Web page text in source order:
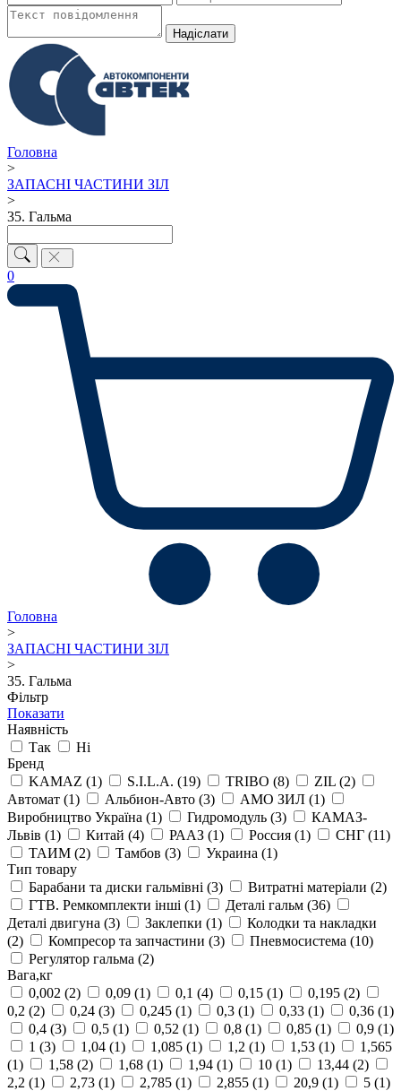
Надiслати
Головна
>
ЗАПАСНІ ЧАСТИНИ ЗІЛ
>
35. Гальма
0
Головна
>
ЗАПАСНІ ЧАСТИНИ ЗІЛ
>
35. Гальма
Фільтр
Показати
Наявність
Так
Ні
Бренд
KAMAZ (1) S.I.L.A. (19) TRIBO (8) ZIL (2)
Автомат (1) Альбион-Авто (3) АМО ЗИЛ (1)
Виробництво Україна (1) Гидромодуль (3)
КАМАЗ-
Львів (1) Китай (4) РААЗ (1) Россия (1) СНГ (11)
ТАИМ (2) Тамбов (3) Украина (1)
Тип товару
Барабани та диски гальмівні (3) Витратні матеріали (2)
ГТВ. Ремкомплекти інші (1) Деталі гальм (36)
Деталі двигуна (3) Заклепки (1)
Колодки та накладки
(2)
Компресор та запчастини (3) Пневмосистема (10)
Регулятор гальма (2)
Вага,кг
0,002 (2) 0,09 (1) 0,1 (4) 0,15 (1) 0,195 (2)
0,2 (2) 0,24 (3) 0,245 (1) 0,3 (1) 0,33 (1) 0,36 (1)
0,4 (3) 0,5 (1) 0,52 (1) 0,8 (1) 0,85 (1) 0,9 (1)
1 (3) 1,04 (1) 1,085 (1) 1,2 (1) 1,53 (1)
1,565
(1)
1,58 (2) 1,68 (1) 1,94 (1) 10 (1) 13,44 (2)
2,2 (1) 2,73 (1) 2,785 (1) 2,855 (1) 20,9 (1) 5 (1)